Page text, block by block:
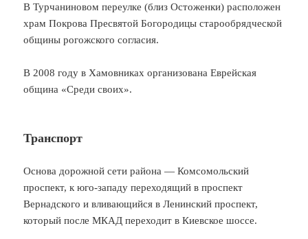
В Турчаниновом переулке (близ Остоженки) расположен
храм Покрова Пресвятой Богородицы старообрядческой
общины рогожского согласия.
В 2008 году в Хамовниках организована Еврейская
община «Среди своих».
Транспорт
Основа дорожной сети района — Комсомольский
проспект, к юго-западу переходящий в проспект
Вернадского и вливающийся в Ленинский проспект,
который после МКАД переходит в Киевское шоссе.